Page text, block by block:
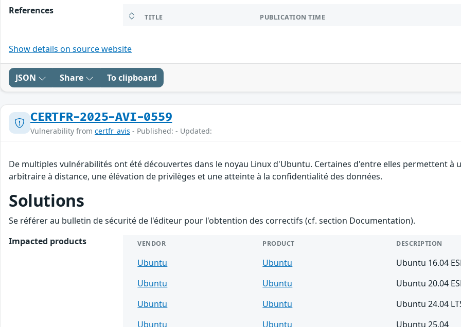
References
TITLE PUBLICATION TIME
Show details on source website
JSON Share To clipboard
CERTFR-2025-AVI-0559
Vulnerability from certfr_avis - Published: - Updated:
De multiples vulnérabilités ont été découvertes dans le noyau Linux d'Ubuntu. Certaines d'entre elles permettent
arbitraire à distance, une élévation de privilèges et une atteinte à la confidentialité des données.
Solutions
Se référer au bulletin de sécurité de l'éditeur pour l'obtention des correctifs (cf. section Documentation).
Impacted products
VENDOR PRODUCT DESCRIPTION
Ubuntu Ubuntu
Ubuntu 16.04
Ubuntu
Ubuntu
Ubuntu 20.04
Ubuntu
Ubuntu
Ubuntu 24.04
Ubuntu
Ubuntu Ubuntu 25.04